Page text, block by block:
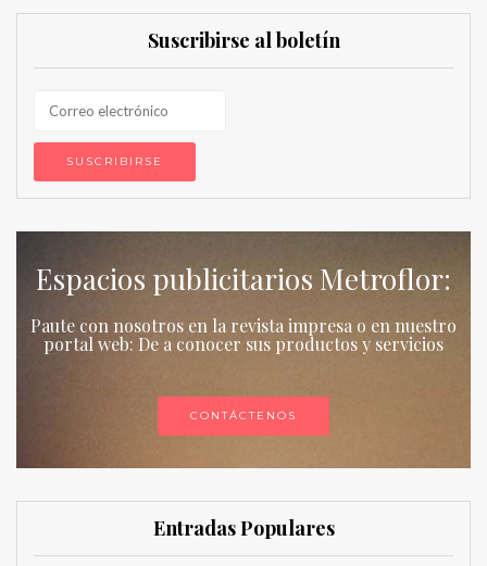
Suscribirse al boletín
Espacios publicitarios Metroflor:
Paute con nosotros en la revista impresa o en nuestro
portal web: De a conocer sus productos y servicios
CONTÁCTENOS
Entradas Populares